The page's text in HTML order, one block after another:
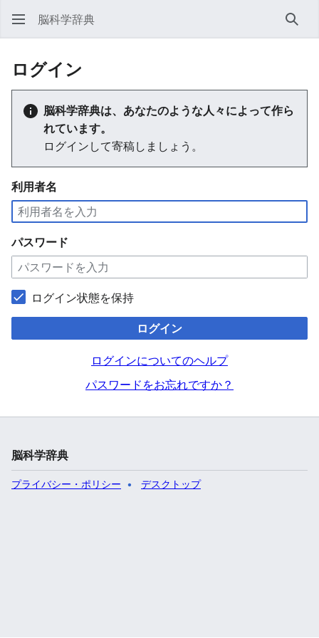
脳科学辞典 検索
ログイン
脳科学辞典は、あなたのような人々によって作ら
れています。
ログインして寄稿しましょう。
利用者名
パスワード
ログイン状態を保持
ログイン
ログインについてのヘルプ
パスワードをお忘れですか？
脳科学辞典
プライバシー・ポリシー デスクトップ